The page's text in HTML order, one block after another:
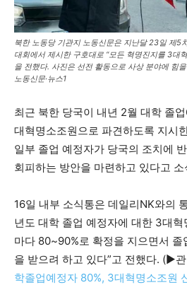
북한 노동당 기관지 노동신문은 지난달 23일 제5
대회에서 제시한 구호대로 “모든 혁명진지를 3대
을 전했다. 사진은 선전 활동으로 사상 분야에 힘
노동신문·뉴스1
최근 북한 당국이 내년 2월 대학 졸
대혁명소조원으로 파견하도록 지시
일부 졸업 예정자가 당국의 조치에
회피하는 방안을 마련하고 있다고
16일 내부 소식통은 데일리NK와의
년도 대학 졸업 예정자에 대한 3대
마다 80~90%로 확정을 지으면서 졸
을 받으려 하고 있다”고 전했다. (▶
학졸업예정자 80%, 3대혁명소조원